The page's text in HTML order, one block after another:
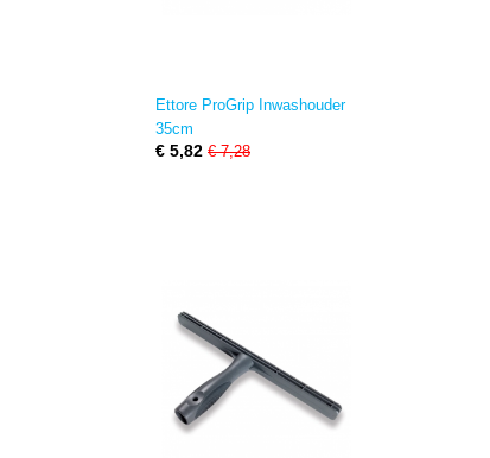
Ettore ProGrip Inwashouder
35cm
€ 5,82 € 7,28